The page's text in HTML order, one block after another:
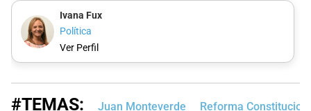
Ivana Fux
Política
Ver Perfil
#TEMAS: Juan Monteverde Reforma